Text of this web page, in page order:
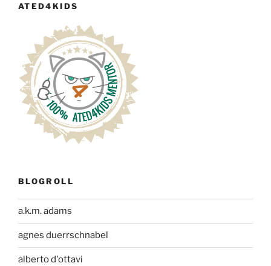
ATED4KIDS
BLOGROLL
a.k.m. adams
agnes duerrschnabel
alberto d'ottavi